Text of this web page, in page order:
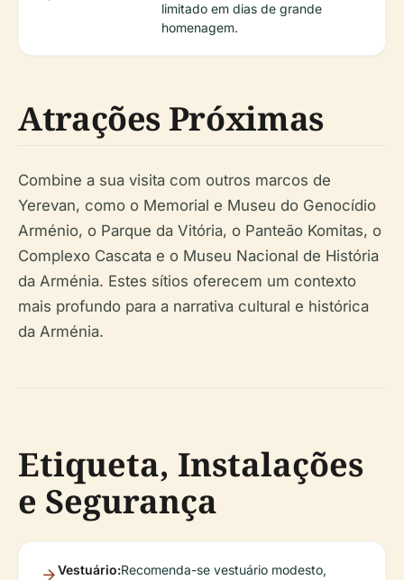
limitado em dias de grande
homenagem.
Atrações Próximas
Combine a sua visita com outros marcos de
Yerevan, como o Memorial e Museu do Genocídio
Arménio, o Parque da Vitória, o Panteão Komitas, o
Complexo Cascata e o Museu Nacional de História
da Arménia. Estes sítios oferecem um contexto
mais profundo para a narrativa cultural e histórica
da Arménia.
Etiqueta, Instalações
e Segurança
Vestuário:Recomenda-se vestuário modesto,